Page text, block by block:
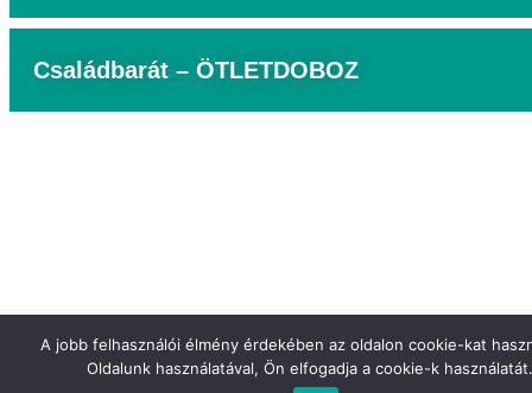
Családbarát – ÖTLETDOBOZ
A jobb felhasználói élmény érdekében az oldalon cookie-kat
Oldalunk használatával, Ön elfogadja a cookie-k használatát.